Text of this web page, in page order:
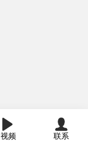
视频 联系